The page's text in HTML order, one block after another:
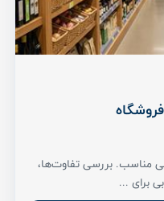
مناسب. بررسی تفاوت‌ها،
...